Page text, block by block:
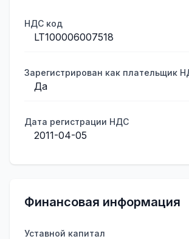
НДС код
LT100006007518
Зарегистрирован как плательщик
Да
Дата регистрации НДС
2011-04-05
Финансовая информация
Уставной капитал